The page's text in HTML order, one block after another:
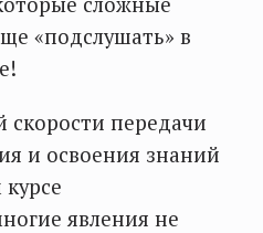
«подслушать» в
скорости передачи
и освоения знаний
явления не